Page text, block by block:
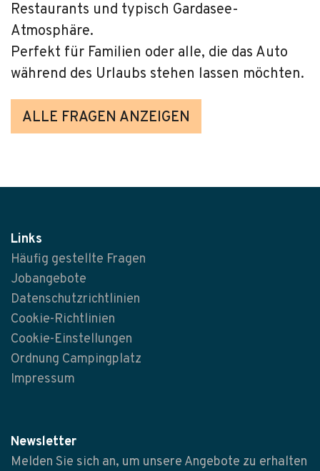
Restaurants und typisch Gardasee-
Atmosphäre.
Perfekt für Familien oder alle, die das Auto
während des Urlaubs stehen lassen möchten.
ALLE FRAGEN ANZEIGEN
Links
Häufig gestellte Fragen
Jobangebote
Datenschutzrichtlinien
Cookie-Richtlinien
Cookie-Einstellungen
Ordnung Campingplatz
Impressum
Newsletter
Melden Sie sich an, um unsere Angebote zu erhalten